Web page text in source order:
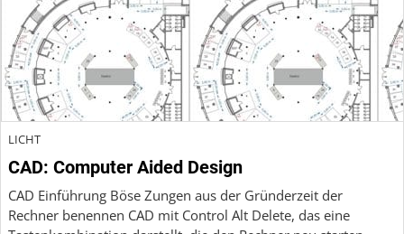
LICHT
CAD: Computer Aided Design
CAD Einführung Böse Zungen aus der Gründerzeit der
Rechner benennen CAD mit Control Alt Delete, das eine